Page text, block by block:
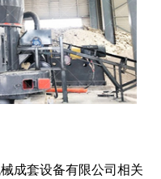
成套设备有限公司相关